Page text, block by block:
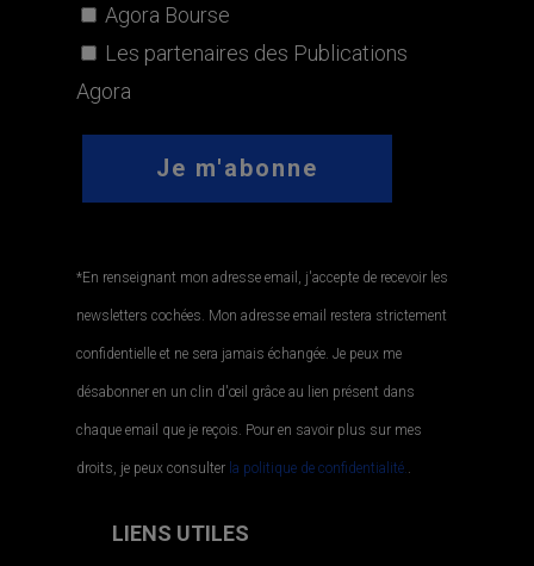
Agora Bourse
Les partenaires des Publications
Agora
*En renseignant mon adresse email, j'accepte de recevoir les
newsletters cochées. Mon adresse email restera strictement
confidentielle et ne sera jamais échangée. Je peux me
désabonner en un clin d'œil grâce au lien présent dans
chaque email que je reçois. Pour en savoir plus sur mes
droits, je peux consulter la politique de confidentialité.
LIENS UTILES